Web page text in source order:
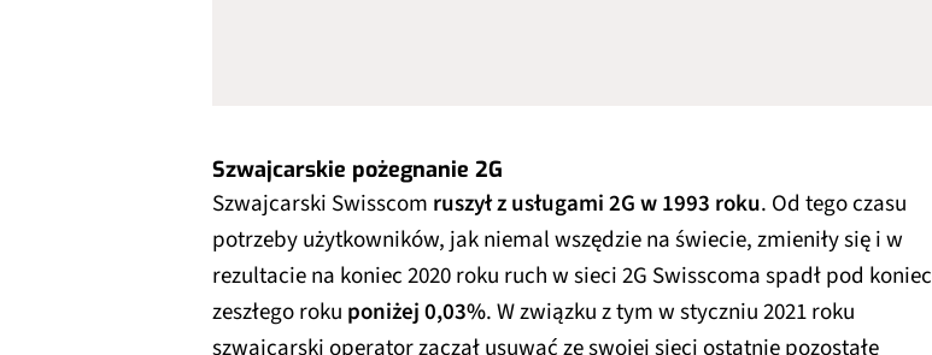
Szwajcarskie pożegnanie 2G
Szwajcarski Swisscom ruszył z usługami 2G w 1993 roku. Od tego czasu
potrzeby użytkowników, jak niemal wszędzie na świecie, zmieniły się i w
rezultacie na koniec 2020 roku ruch w sieci 2G Swisscoma spadł pod koniec
zeszłego roku poniżej 0,03%. W związku z tym w styczniu 2021 roku
szwajcarski operator zaczął usuwać ze swojej sieci ostatnie pozostałe